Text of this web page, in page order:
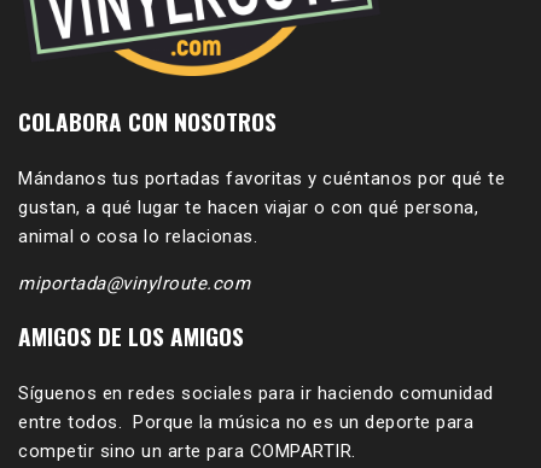
COLABORA CON NOSOTROS
Mándanos tus portadas favoritas y cuéntanos por qué te
gustan, a qué lugar te hacen viajar o con qué persona,
animal o cosa lo relacionas.
miportada@vinylroute.com
AMIGOS DE LOS AMIGOS
Síguenos en redes sociales para ir haciendo comunidad
entre todos. Porque la música no es un deporte para
competir sino un arte para COMPARTIR.